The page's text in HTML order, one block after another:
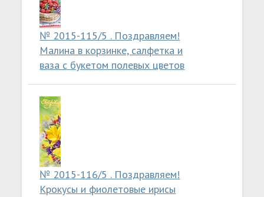
№ 2015-115/5 . Поздравляем!
Малина в корзинке, салфетка и
ваза с букетом полевых цветов
№ 2015-116/5 . Поздравляем!
Крокусы и фиолетовые ирисы